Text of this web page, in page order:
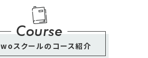
Course
スクールのコース紹介